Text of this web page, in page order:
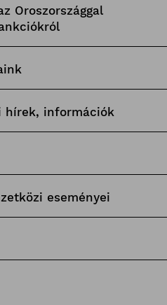
Oroszországgal
hírek, információk
eseményei